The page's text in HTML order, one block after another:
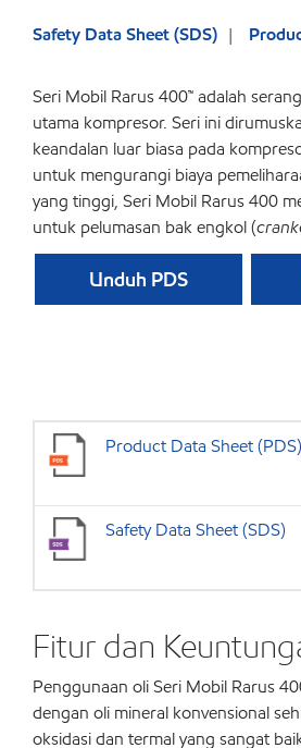
Safety Data Sheet (SDS)
Seri Mobil Rarus 400™ adalah
utama kompresor. Seri ini
keandalan luar biasa pada
untuk mengurangi biaya
yang tinggi, Seri Mobil Rarus 400
untuk pelumasan bak engkol (
Unduh PDS
Product Data Sheet (PDS)
Safety Data Sheet (SDS)
Fitur dan
Penggunaan oli Seri Mobil Rarus
dengan oli mineral konvensional
oksidasi dan termal yang sangat